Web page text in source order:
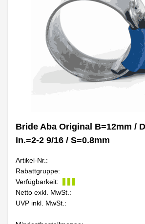
Bride Aba Original B=12mm /
in.=2-2 9/16 / S=0.8mm
Artikel-Nr.:
Rabattgruppe:
Verfügbarkeit:
Netto exkl. MwSt.:
UVP inkl. MwSt.: